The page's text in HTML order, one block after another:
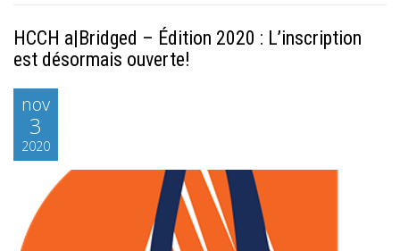
HCCH a|Bridged – Édition 2020 : L’inscription
est désormais ouverte!
nov
3
2020